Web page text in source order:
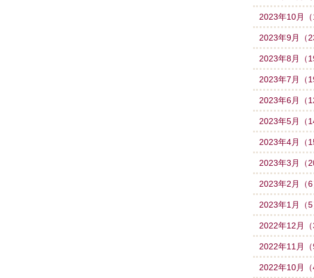
2023年10月（
2023年9月（
2023年8月（
2023年7月（
2023年6月（
2023年5月（
2023年4月（
2023年3月（
2023年2月（6
2023年1月（5
2022年12月（
2022年11月（
2022年10月（